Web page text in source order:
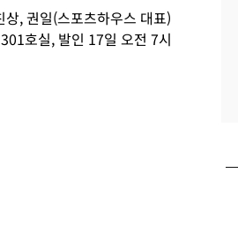
, 권일(스포츠하우스 대표)
호실, 발인 17일 오전 7시